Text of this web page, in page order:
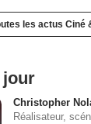
les actus Ciné
jour
Christopher
Réalisateur,